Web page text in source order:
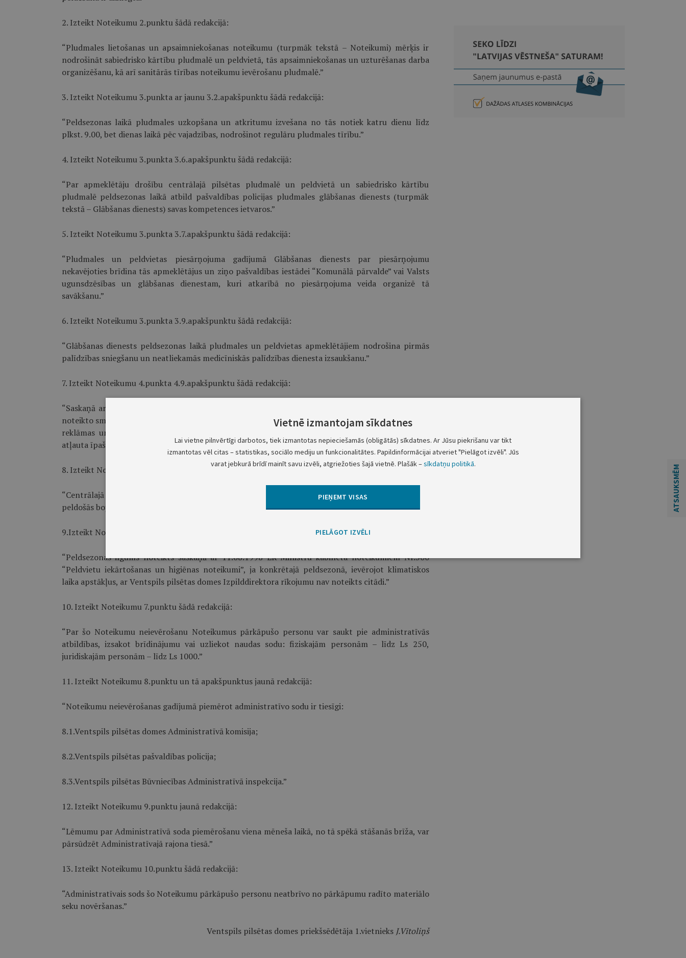
2. Izteikt Noteikumu 2.punktu šādā redakcijā:
“Pludmales lietošanas un apsaimniekošanas noteikumu (turpmāk tekstā – Noteikumi) mērķis ir
nodrošināt sabiedrisko kārtību pludmalē un peldvietā, tās apsaimniekošanas un uzturēšanas darba
organizēšanu, kā arī sanitārās tīrības noteikumu ievērošanu pludmalē.”
3. Izteikt Noteikumu 3.punkta ar jaunu 3.2.apakšpunktu šādā redakcijā:
“Peldsezonas laikā pludmales uzkopšana un atkritumu izvešana no tās notiek katru dienu līdz
plkst. 9.00, bet dienas laikā pēc vajadzības, nodrošinot regulāru pludmales tīrību.”
4. Izteikt Noteikumu 3.punkta 3.6.apakš­punktu šādā redakcijā:
“Par apmeklētāju drošību centrālajā pilsētas pludmalē un peldvietā un sabiedrisko kārtību
pludmalē peldsezonas laikā atbild pašvaldības policijas pludmales glābšanas dienests (turpmāk
tekstā – Glābšanas dienests) savas kompetences ietvaros.”
5. Izteikt Noteikumu 3.punkta 3.7.apakš­punktu šādā redakcijā:
“Pludmales un peldvietas piesārņojuma gadījumā Glābšanas dienests par piesārņojumu
nekavējoties brīdina tās apmeklētājus un ziņo pašvaldības iestādei “Komunālā pārvalde” vai Valsts
ugunsdzēsības un glābšanas dienestam, kuri atkarībā no piesārņojuma veida organizē tā
savākšanu.”
6. Izteikt Noteikumu 3.punkta 3.9.apakš­punktu šādā redakcijā:
“Glābšanas dienests peldsezonas laikā pludmales un peldvietas apmeklētājiem nodrošina pirmās
palīdzības sniegšanu un neatliekamās medicīniskās palīdzības dienesta izsaukšanu.”
7. Izteikt Noteikumu 4.punkta 4.9.apakš­punktu šādā redakcijā:
“Saskaņā ar tabakas izstrādājumu realizācijas, reklāmas un lietošanas ierobežošanas likumdošanā
noteikto smēķēšanas ierobežošanas principu (šobrīd – likuma “Par tabakas izstrādājumu realizāciju,
reklāmas un lietošanas ierobežošanu” 11. panta pirmās daļas 11.punkts), pludmalē smēķēšana
atļauta īpaši paredzētās vietās, kas apzīmētas ar informācijas zīmi “atļauts smēķēt”.”
8. Izteikt Noteikumu 5.punktu šādā redakcijā:
“Centrālajā pilsētas peldvietā peldēšana atļauta līdz speciāli norobežotām vietām, ko nosaka
peldošās bojas, bet, ja nav izvietotas bojas, tad līdz 2.jūras sēklim.”
9.Izteikt Noteikumu 6.punktu šādā redakcijā:
“Peldsezonas ilgums noteikts saskaņā ar 11.08.1998 LR Ministru kabineta noteikumiem Nr.300
“Peldvietu iekārtošanas un higiēnas noteikumi”, ja konkrētajā peldsezonā, ievērojot klimatiskos
laika apstākļus, ar Ventspils pilsētas domes Izpilddirektora rīkojumu nav noteikts citādi.”
10. Izteikt Noteikumu 7.punktu šādā redakcijā:
“Par šo Noteikumu neievērošanu Noteikumus pārkāpušo personu var saukt pie administratīvās
atbildības, izsakot brīdinājumu vai uzliekot naudas sodu: fiziskajām personām – līdz Ls 250,
juridiskajām personām – līdz Ls 1000.”
11. Izteikt Noteikumu 8.punktu un tā apakšpunktus jaunā redakcijā:
“Noteikumu neievērošanas gadījumā piemērot administratīvo sodu ir tiesīgi:
8.1.Ventspils pilsētas domes Administratīvā komisija;
8.2.Ventspils pilsētas pašvaldības policija;
8.3.Ventspils pilsētas Būvniecības Administratīvā inspekcija.”
12. Izteikt Noteikumu 9.punktu jaunā redakcijā:
“Lēmumu par Administratīvā soda piemērošanu viena mēneša laikā, no tā spēkā stāšanās brīža, var
pārsūdzēt Administratīvajā rajona tiesā.”
13. Izteikt Noteikumu 10.punktu šādā redakcijā:
“Administratīvais sods šo Noteikumu pārkāpušo personu neatbrīvo no pārkāpumu radīto materiālo
seku novēršanas.”
Ventspils pilsētas domes priekšsēdētāja 1.vietnieks J.Vītoliņš
ATSAUKSMĒM
Vietnē izmantojam sīkdatnes
Lai vietne pilnvērtīgi darbotos, tiek izmantotas nepieciešamās (obligātās) sīkdatnes. Ar Jūsu piekrišanu var tikt
izmantotas vēl citas – statistikas, sociālo mediju un funkcionalitātes. Papildinformācijai atveriet "Pielāgot izvēli". Jūs
varat jebkurā brīdī mainīt savu izvēli, atgriežoties šajā vietnē. Plašāk –sīkdatņu politikā.
PIEŅEMT VISAS
PIELĀGOT IZVĒLI